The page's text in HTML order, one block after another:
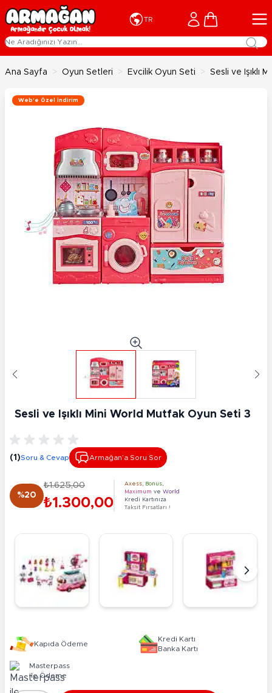
İçeriğe geç
TR Cart
Ana Sayfa > Oyun Setleri > Evcilik Oyun Seti > Sesli ve Işıklı
Web'e Özel İndirim
Sesli ve Işıklı Mini World Mutfak Oyun Seti 3
(1)Soru & Cevap Armağan’a Soru Sor
%20
₺1.625,00
₺1.300,00
Axess Bonus
Maximum ve World
Kredi Kartınıza
Taksit Fırsatları !
Kapıda Ödeme
Kredi Kartı
Banka Kartı
Masterpass
ile Ödeme